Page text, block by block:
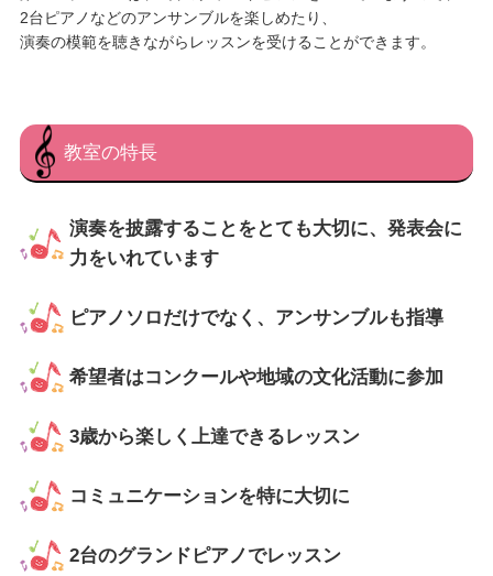
2台ピアノなどのアンサンブルを楽しめたり、
演奏の模範を聴きながらレッスンを受けることができます。
教室の特長
演奏を披露することをとても大切に、発表会に
力をいれています
ピアノソロだけでなく、アンサンブルも指導
希望者はコンクールや地域の文化活動に参加
3歳から楽しく上達できるレッスン
コミュニケーションを特に大切に
2台のグランドピアノでレッスン